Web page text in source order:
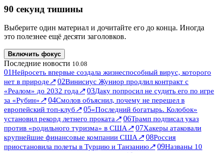
90 секунд тишины
Выберите один материал и дочитайте его до конца. Иногда
это полезнее ещё десяти заголовков.
Включить фокус
Последние новости 10.08
01Нейросеть впервые создала жизнеспособный вирус, которого
нет в природе↗ 02Винисиус Жуниор продлил контракт с
«Реалом» до 2032 года↗ 03Даку попросил не судить его по игре
за «Рубин»↗ 04Смолов объяснил, почему не перешел в
европейский топ-клуб↗ 05«Последний богатырь. Колобок»
установил рекорд летнего проката↗ 06Трамп подписал указ
против «родильного туризма» в США↗ 07Хакеры атаковали
крупнейшие финансовые компании США↗ 08Россия
приостановила полеты в Турцию и Танзанию↗ 09Названы 10